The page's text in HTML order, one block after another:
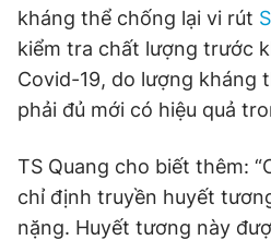
kháng thể chống lại vi rút
kiểm tra chất lượng trước
Covid-19, do lượng kháng
phải đủ mới có hiệu quả
TS Quang cho biết thêm:
chỉ định truyền huyết
nặng. Huyết tương này